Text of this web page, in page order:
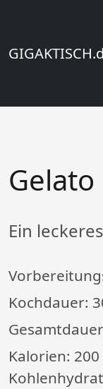
Gelato
Ein
Kochdauer:
Kalorien: